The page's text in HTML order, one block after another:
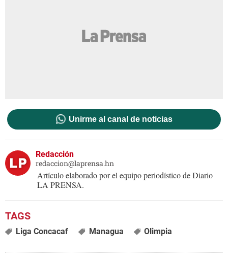
Unirme al canal de noticias
Redacción
redaccion@laprensa.hn
Artículo elaborado por el equipo periodístico de Diario
LA PRENSA.
Liga Concacaf Managua Olimpia